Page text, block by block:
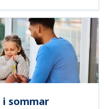
sommar